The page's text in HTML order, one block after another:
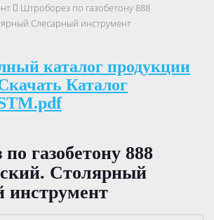
Штроборез по газобетону 888
Слесарный инструмент
каталог продукции
Каталог
газобетону 888
Столярный
инструмент